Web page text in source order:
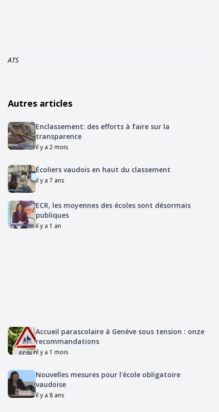
ATS
Autres articles
Enclassement: des efforts à faire sur la
transparence
il y a 2 mois
Écoliers vaudois en haut du classement
il y a 7 ans
ECR, les moyennes des écoles sont désormais
publiques
il y a 1 an
Accueil parascolaire à Genève sous tension : onze
recommandations
il y a 1 mois
Nouvelles mesures pour l'école obligatoire
vaudoise
il y a 8 ans